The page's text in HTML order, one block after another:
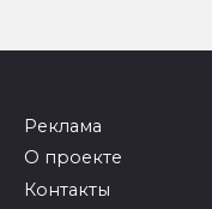
Реклама
О проекте
Контакты